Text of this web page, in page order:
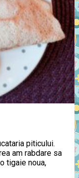
piticului.
am rabdare sa
tigaie noua,